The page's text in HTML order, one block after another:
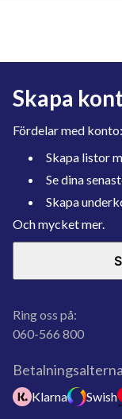
Skapa
Fördelar med konto:
Skapa listor
Se dina
Skapa
Och mycket mer.
Ring oss på:
060-566 800
Klarna Swish